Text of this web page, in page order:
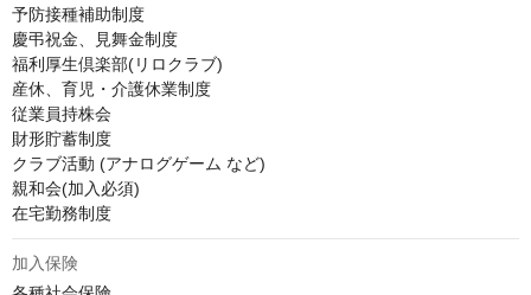
予防接種補助制度
慶弔祝金、見舞金制度
福利厚生倶楽部(リロクラブ)
産休、育児・介護休業制度
従業員持株会
財形貯蓄制度
クラブ活動 (アナログゲーム など)
親和会(加入必須)
在宅勤務制度
加入保険